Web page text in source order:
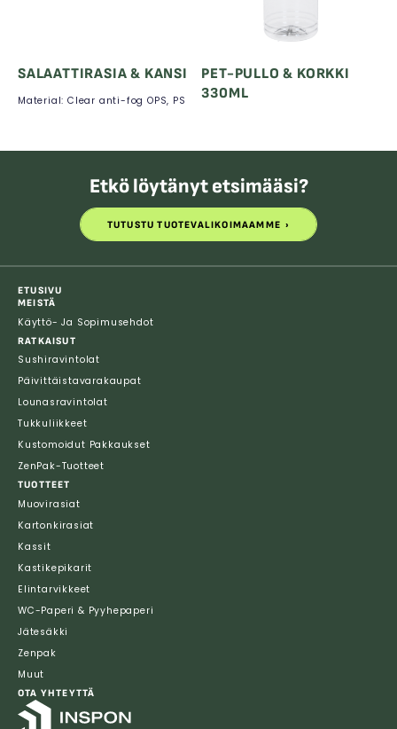
SALAATTIRASIA & KANSI
Material: Clear anti-fog OPS, PS
PET-PULLO & KORKKI
330ML
Etkö löytänyt etsimääsi?
TUTUSTU TUOTEVALIKOIMAAMME
TUTUSTU TUOTEVALIKOIMAAMME
ETUSIVU
MEISTÄ
Käyttö- Ja Sopimusehdot
RATKAISUT
Sushiravintolat
Päivittäistavarakaupat
Lounasravintolat
Tukkuliikkeet
Kustomoidut Pakkaukset
ZenPak-Tuotteet
TUOTTEET
Muovirasiat
Kartonkirasiat
Kassit
Kastikepikarit
Elintarvikkeet
WC-Paperi & Pyyhepaperi
Jätesäkki
Zenpak
Muut
OTA YHTEYTTÄ